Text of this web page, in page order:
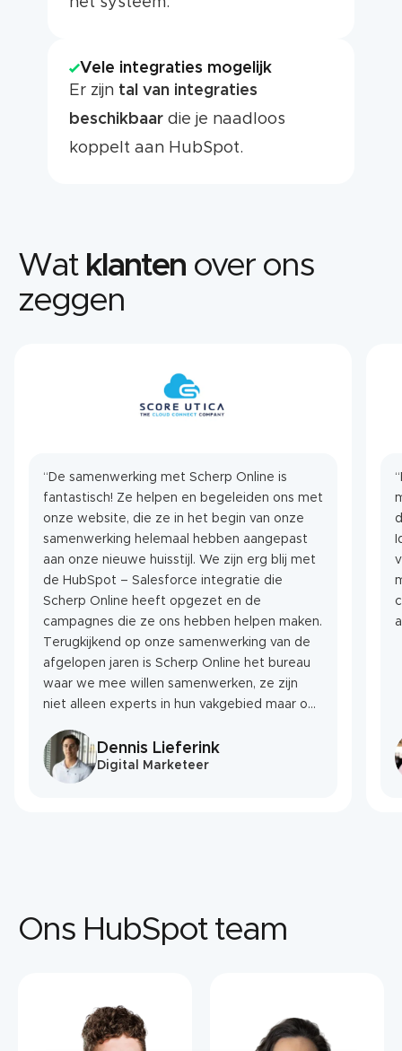
Vele integraties mogelijk
Er zijn tal van integraties
beschikbaardie je naadloos
koppelt aan HubSpot.
Wat klanten over ons
zeggen
“De samenwerking met Scherp Online is
fantastisch! Ze helpen en begeleiden ons met
onze website, die ze in het begin van onze
samenwerking helemaal hebben aangepast
aan onze nieuwe huisstijl. We zijn erg blij met
de HubSpot – Salesforce integratie die
Scherp Online heeft opgezet en de
campagnes die ze ons hebben helpen maken.
Terugkijkend op onze samenwerking van de
afgelopen jaren is Scherp Online het bureau
waar we mee willen samenwerken, ze zijn
niet alleen experts in hun vakgebied maar ook
om nieuwe ideeën.”
Dennis Lieferink
Digital Marketeer
Ons HubSpot team